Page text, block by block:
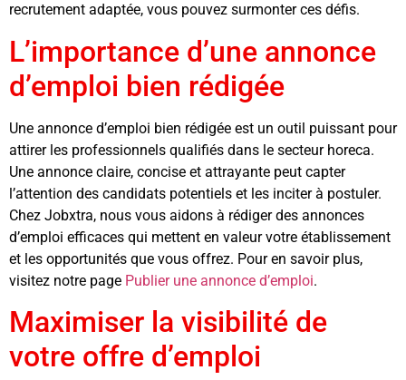
recrutement adaptée, vous pouvez surmonter ces défis.
L’importance d’une annonce
d’emploi bien rédigée
Une annonce d’emploi bien rédigée est un outil puissant pour
attirer les professionnels qualifiés dans le secteur horeca.
Une annonce claire, concise et attrayante peut capter
l’attention des candidats potentiels et les inciter à postuler.
Chez Jobxtra, nous vous aidons à rédiger des annonces
d’emploi efficaces qui mettent en valeur votre établissement
et les opportunités que vous offrez. Pour en savoir plus,
visitez notre page Publier une annonce d’emploi.
Maximiser la visibilité de
votre offre d’emploi